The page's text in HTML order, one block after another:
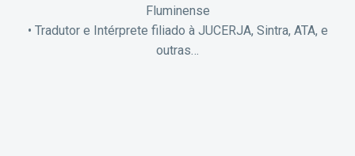
Fluminense
• Tradutor e Intérprete filiado à JUCERJA, Sintra, ATA, e
outras…